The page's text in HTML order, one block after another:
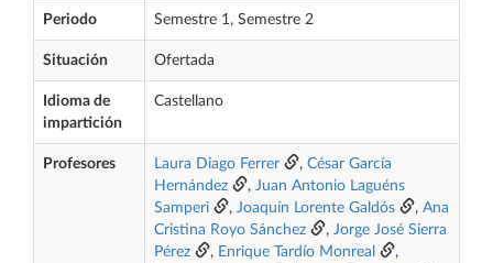
Periodo Semestre 1, Semestre 2
Situación Ofertada
Idioma de
impartición
Castellano
Profesores Laura Diago Ferrer , César García
Hernández
, Juan Antonio Laguéns
Samperi
, Joaquín Lorente Galdós , Ana
Cristina Royo Sánchez
, Jorge José Sierra
Pérez
, Enrique Tardío Monreal
,